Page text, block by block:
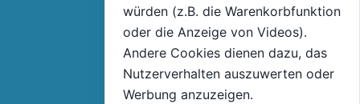
würden (z.B. die Warenkorbfunktion
oder die Anzeige von Videos).
Andere Cookies dienen dazu, das
Nutzerverhalten auszuwerten oder
Werbung anzuzeigen.